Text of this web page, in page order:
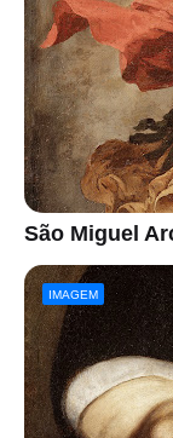
São Miguel
IMAGEM